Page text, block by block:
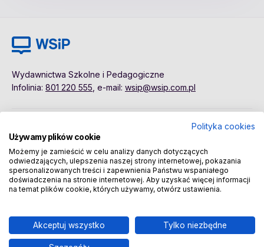
Wydawnictwa Szkolne i Pedagogiczne
Infolinia: 801 220 555 , e-mail: wsip@wsip.com.pl
Dane osobowe
Regulamin
Pierwsze kroki
Sklep
Polityka cookies
Używamy plików cookie
Możemy je zamieścić w celu analizy danych dotyczących
odwiedzających, ulepszenia naszej strony internetowej, pokazania
spersonalizowanych treści i zapewnienia Państwu wspaniałego
doświadczenia na stronie internetowej. Aby uzyskać więcej informacji
na temat plików cookie, których używamy, otwórz ustawienia.
Akceptuj wszystko Tylko niezbędne